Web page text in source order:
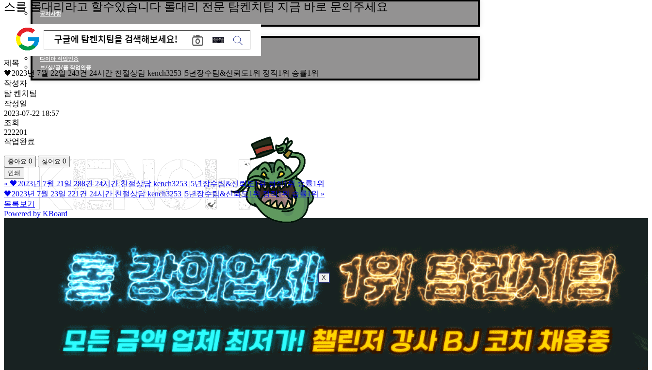
공지사항
작업인증
천상계 작업인증
다이아 작업인증
브/실/골/플 작업인증
X
스를 롤대리라고 할수있습니다 롤대리 전문 탐켄치팀 지금 바로 문의주세요
제목
🧡2023년 7월 22일 243건 24시간 친절상담 kench3253 |5년장수팀&신뢰도1위 정직1위 승률1위
작성자
탐 켄치팀
작성일
2023-07-22 18:57
조회
222201
작업완료
좋아요 0 싫어요 0
인쇄
« 🧡2023년 7월 21일 288건 24시간 친절상담 kench3253 |5년장수팀&신뢰도1위 정직1위 승률1위
🧡2023년 7월 23일 221건 24시간 친절상담 kench3253 |5년장수팀&신뢰도1위 정직1위 승률1위 »
목록보기
Powered by KBoard